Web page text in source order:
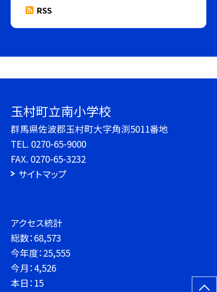
RSS
玉村町立南小学校
群馬県佐波郡玉村町大字角渕5011番地
TEL. 0270-65-9000
FAX. 0270-65-3232
サイトマップ
アクセス統計
総数：68,573
今年度：25,555
今月：4,526
本日： 15